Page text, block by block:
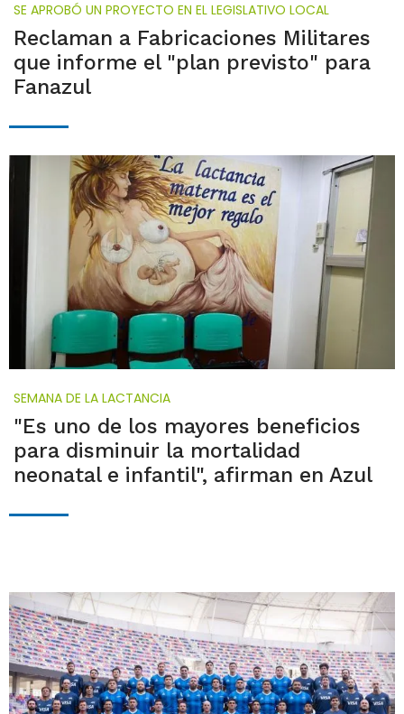
SE APROBÓ UN PROYECTO EN EL LEGISLATIVO LOCAL
Reclaman a Fabricaciones Militares
que informe el "plan previsto" para
Fanazul
SEMANA DE LA LACTANCIA
"Es uno de los mayores beneficios
para disminuir la mortalidad
neonatal e infantil", afirman en Azul